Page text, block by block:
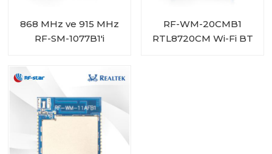
868 MHz ve 915 MHz
RF-SM-1077B1'i
RF-WM-20CMB1
RTL8720CM Wi-Fi BT